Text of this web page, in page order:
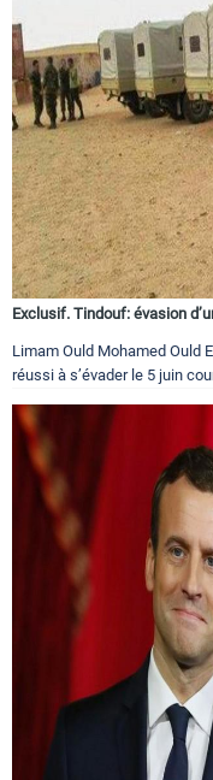
Exclusif. Tindouf: évasion
Limam Ould Mohamed Ould
réussi à s’évader le 5 juin